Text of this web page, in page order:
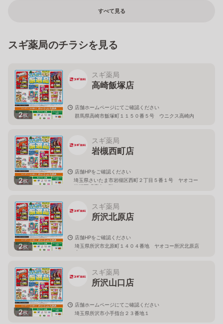
すべて見る
スギ薬局のチラシを見る
2枚
スギ薬局
高崎飯塚店
店舗ホームページにてご確認ください
群馬県高崎市飯塚町１１５０番５号 ウニクス高崎内
2枚
スギ薬局
岩槻西町店
店舗HPをご確認ください
埼玉県さいたま市岩槻区西町２丁目５番１号 ヤオコー
岩槻西町店内１階
2枚
スギ薬局
所沢北原店
店舗HPをご確認ください
埼玉県所沢市北原町１４０４番地 ヤオコー所沢北原店
内
2枚
スギ薬局
所沢山口店
店舗ホームページにてご確認ください
埼玉県所沢市小手指台２３番地１